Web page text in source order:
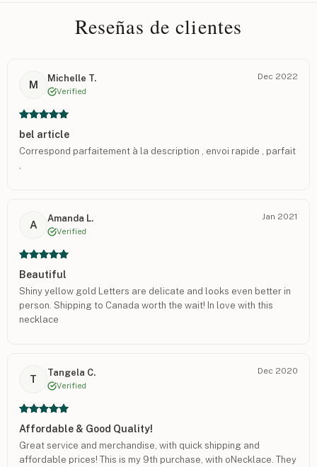
Reseñas de clientes
M
Michelle T.
Verified
Dec 2022
bel article
Correspond parfaitement à la description , envoi rapide , parfait
A
Amanda L.
Verified
Jan 2021
Beautiful
Shiny yellow gold Letters are delicate and looks even better in
person. Shipping to Canada worth the wait! In love with this
necklace
T
Tangela C.
Verified
Dec 2020
Affordable & Good Quality!
Great service and merchandise, with quick shipping and
affordable prices! This is my 9th purchase, with oNecklace. They